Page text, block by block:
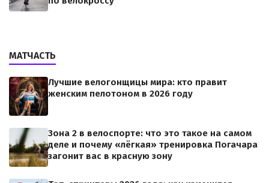
МАТЧАСТЬ
Лучшие велогонщицы мира: кто правит
женским пелотоном в 2026 году
Зона 2 в велоспорте: что это такое на самом
деле и почему «лёгкая» тренировка Погачара
загонит вас в красную зону